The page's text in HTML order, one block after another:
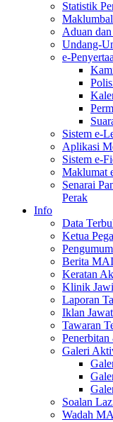
Statistik
Aduan
Undang-
e-
Sistem e-
Aplikasi
Sistem e-
Maklumat
Senarai
Perak
Info
Data
Ketua
Berita
Keratan
Klinik Jawi
Laporan
Iklan
Tawaran
Galeri
Soalan
Wadah